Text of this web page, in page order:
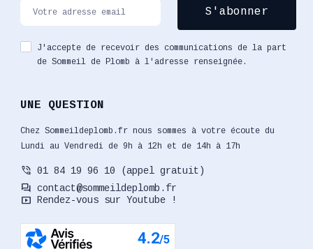
J'accepte de recevoir des communications de la part
de Sommeil de Plomb à l'adresse renseignée.
UNE QUESTION
Chez Sommeildeplomb.fr nous sommes à votre écoute du
Lundi au Vendredi de 9h à 12h et de 14h à 17h
phone_in_talk 01 84 19 96 10 (appel gratuit)
forum contact@sommeildeplomb.fr
smart_display Rendez-vous sur Youtube !